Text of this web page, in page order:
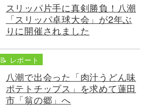
スリッパ片手に真剣勝負！八潮
「スリッパ卓球大会」が2年ぶ
りに開催されました
📝 レポート
八潮で出会った「肉汁うどん味
ポテトチップス」を求めて蓮田
市「翁の郷」へ